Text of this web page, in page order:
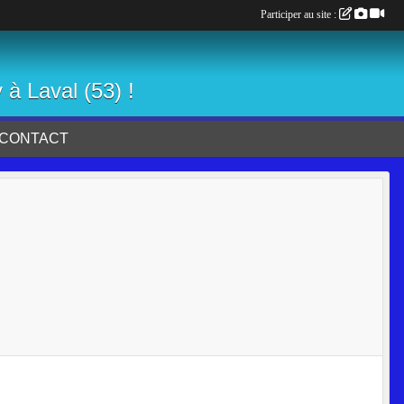
à Laval (53) !
Participer au site :